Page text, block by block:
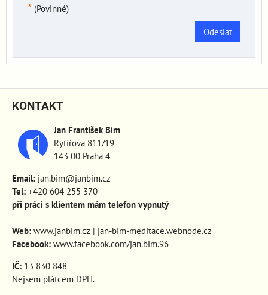
* (Povinné)
Odeslat
KONTAKT
Jan František Bím
Rytířova 811/19
143 00 Praha 4
Email: jan.bim@janbim.cz
Tel: +420 604 255 370
při práci s klientem mám telefon vypnutý
Web: www.janbim.cz | jan-bim-meditace.webnode.cz
Facebook: www.facebook.com/jan.bim.96
IČ: 13 830 848
Nejsem plátcem DPH.